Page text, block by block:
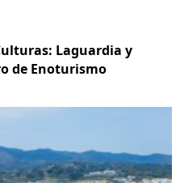
Laguardia y
de Enoturismo